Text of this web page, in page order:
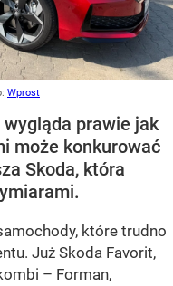
Wprost
wygląda prawie jak
może konkurować
Skoda, która
które trudno
Już Skoda Favorit,
– Forman,